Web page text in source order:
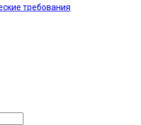
требования